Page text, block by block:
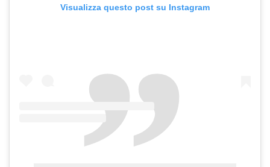
Visualizza questo post su Instagram